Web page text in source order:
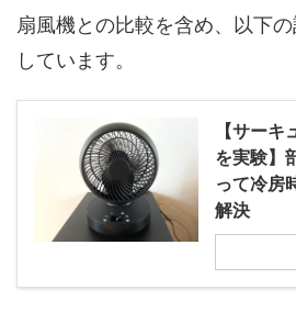
扇風機との比較を含め、以下
しています。
【サー
を実験】
って冷房
解決